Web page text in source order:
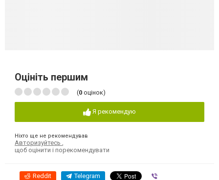
Оцініть першим
(0 оцінок)
Я рекомендую
Ніхто ще не рекомендував
Авторизуйтесь
щоб оцінити і порекомендувати
Reddit Telegram